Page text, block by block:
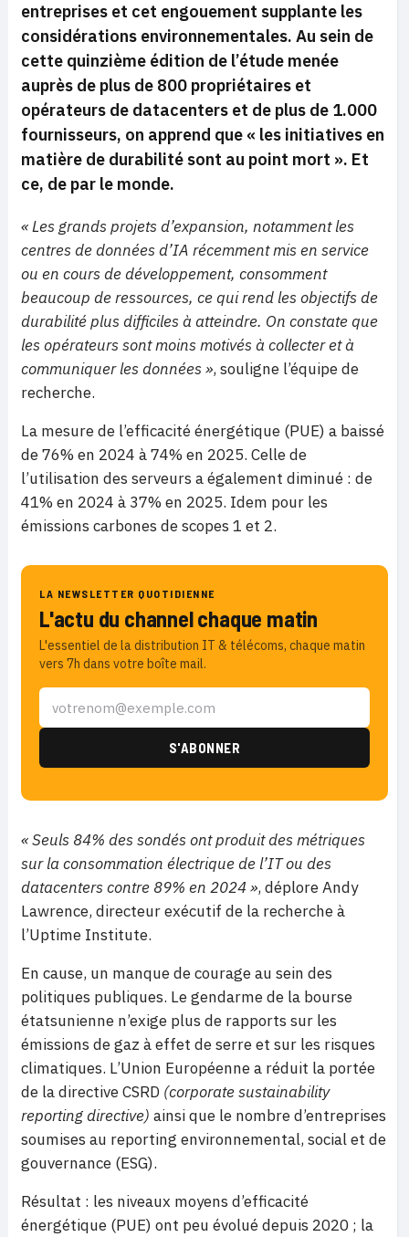
entreprises et cet engouement supplante les
considérations environnementales. Au sein de
cette quinzième édition de l’étude menée
auprès de plus de 800 propriétaires et
opérateurs de datacenters et de plus de 1.000
fournisseurs, on apprend que « les initiatives en
matière de durabilité sont au point mort ». Et
ce, de par le monde.
« Les grands projets d’expansion, notamment les
centres de données d’IA récemment mis en service
ou en cours de développement, consomment
beaucoup de ressources, ce qui rend les objectifs de
durabilité plus difficiles à atteindre. On constate que
les opérateurs sont moins motivés à collecter et à
communiquer les données », souligne l’équipe de
recherche.
La mesure de l’efficacité énergétique (PUE) a baissé
de 76% en 2024 à 74% en 2025. Celle de
l’utilisation des serveurs a également diminué : de
41% en 2024 à 37% en 2025. Idem pour les
émissions carbones de scopes 1 et 2.
LA NEWSLETTER QUOTIDIENNE
L'actu du channel chaque matin
L'essentiel de la distribution IT & télécoms, chaque matin
vers 7h dans votre boîte mail.
« Seuls 84% des sondés ont produit des métriques
sur la consommation électrique de l’IT ou des
datacenters contre 89% en 2024 », déplore Andy
Lawrence, directeur exécutif de la recherche à
l’Uptime Institute.
En cause, un manque de courage au sein des
politiques publiques. Le gendarme de la bourse
étatsunienne n’exige plus de rapports sur les
émissions de gaz à effet de serre et sur les risques
climatiques. L’Union Européenne a réduit la portée
de la directive CSRD (corporate sustainability
reporting directive) ainsi que le nombre d’entreprises
soumises au reporting environnemental, social et de
gouvernance (ESG).
Résultat : les niveaux moyens d’efficacité
énergétique (PUE) ont peu évolué depuis 2020 ; la